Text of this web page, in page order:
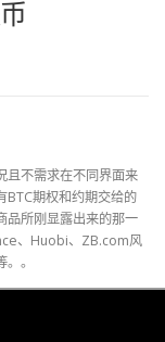
且不需求在不同界面来
BTC期权和约期交给的
品所刚显露出来的那一
、Huobi、ZB.com风
。